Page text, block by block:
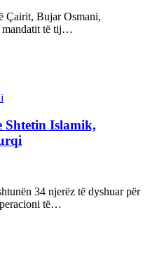
Çairit, Bujar Osmani,
mandatit të tij…
Shtetin Islamik,
34 njerëz të dyshuar për
të…